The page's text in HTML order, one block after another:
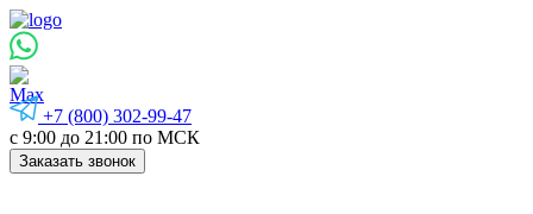
+7 (800) 302-99-47
с 9:00 до 21:00 по МСК
Заказать звонок